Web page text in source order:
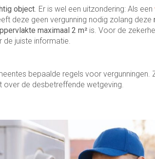
object. Er is wel een uitzondering: Als een
deze geen vergunning nodig zolang deze
maximaal 2 m² is. Voor de
de juiste informatie.
bepaalde regels voor vergunningen.
over de desbetreffende wetgeving.